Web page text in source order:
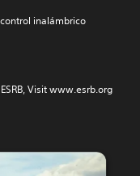
inalámbrico
Visit www.esrb.org